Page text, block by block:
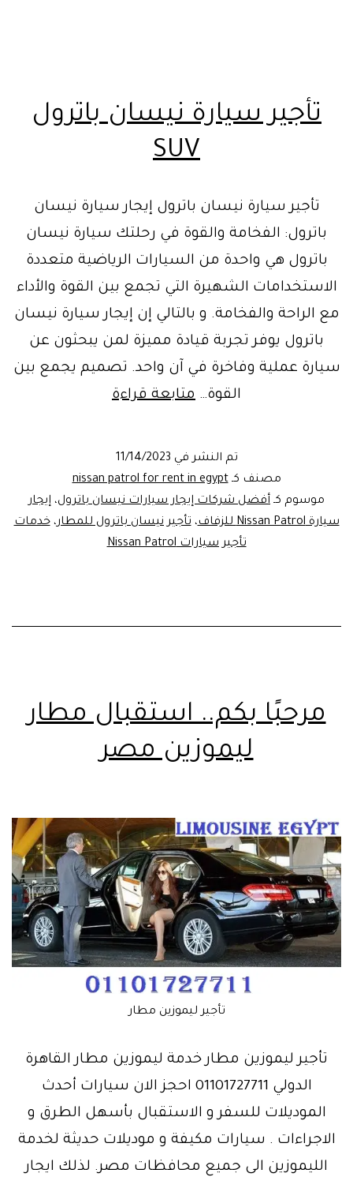
تأجير سيارة نيسان باترول
SUV
تأجير سيارة نيسان باترول إيجار سيارة نيسان
باترول: الفخامة والقوة في رحلتك سيارة نيسان
باترول هي واحدة من السيارات الرياضية متعددة
الاستخدامات الشهيرة التي تجمع بين القوة والأداء
مع الراحة والفخامة. و بالتالي إن إيجار سيارة نيسان
باترول يوفر تجربة قيادة مميزة لمن يبحثون عن
سيارة عملية وفاخرة في آن واحد. تصميم يجمع بين
القوة… متابعة قراءةتأجير
باترول
SUV
تم النشر في 11/14/2023
مصنف كـnissan patrol for rent in egypt
موسوم كـ أفضل شركات إيجار سيارات نيسان باترول، إيجار
سيارة Nissan Patrol للزفاف
،تأجير نيسان باترول للمطار،خدمات
تأجير سيارات Nissan Patrol
مرحبًا بكم.. استقبال مطار
ليموزين مصر
تأجير ليموزين مطار
تأجير ليموزين مطار خدمة ليموزين مطار القاهرة
الدولي 01101727711 احجز الان سيارات أحدث
الموديلات للسفر و الاستقبال بأسهل الطرق و
الاجراءات . سيارات مكيفة و موديلات حديثة لخدمة
الليموزين الى جميع محافظات مصر. لذلك ايجار